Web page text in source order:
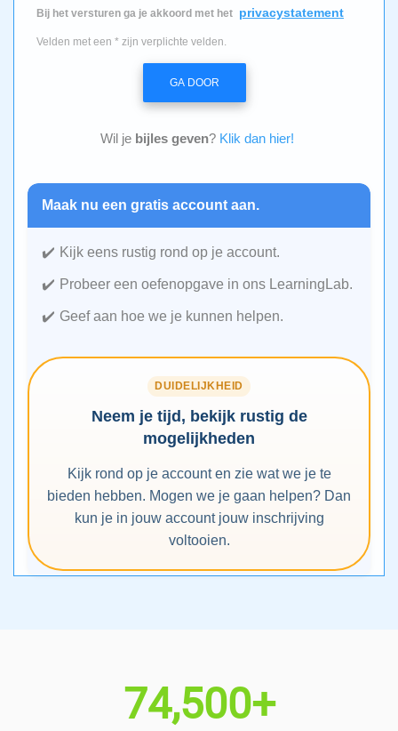
Bij het versturen ga je akkoord met het privacystatement
Velden met een * zijn verplichte velden.
GA DOOR
Wil je bijles geven? Klik dan hier!
Maak nu een gratis account aan.
Kijk eens rustig rond op je account.
Probeer een oefenopgave in ons LearningLab.
Geef aan hoe we je kunnen helpen.
DUIDELIJKHEID
Neem je tijd, bekijk rustig de
mogelijkheden
Kijk rond op je account en zie wat we je te
bieden hebben. Mogen we je gaan helpen? Dan
kun je in jouw account jouw inschrijving
voltooien.
74,500+